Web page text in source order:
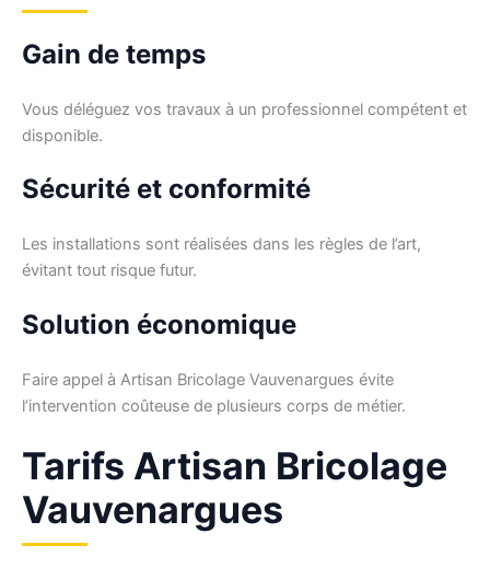
Gain de temps
Vous déléguez vos travaux à un professionnel compétent et
disponible.
Sécurité et conformité
Les installations sont réalisées dans les règles de l’art,
évitant tout risque futur.
Solution économique
Faire appel à Artisan Bricolage Vauvenargues évite
l’intervention coûteuse de plusieurs corps de métier.
Tarifs Artisan Bricolage
Vauvenargues